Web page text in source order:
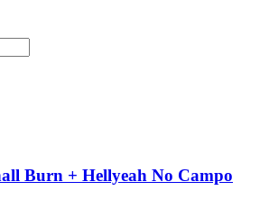
Burn + Hellyeah No Campo